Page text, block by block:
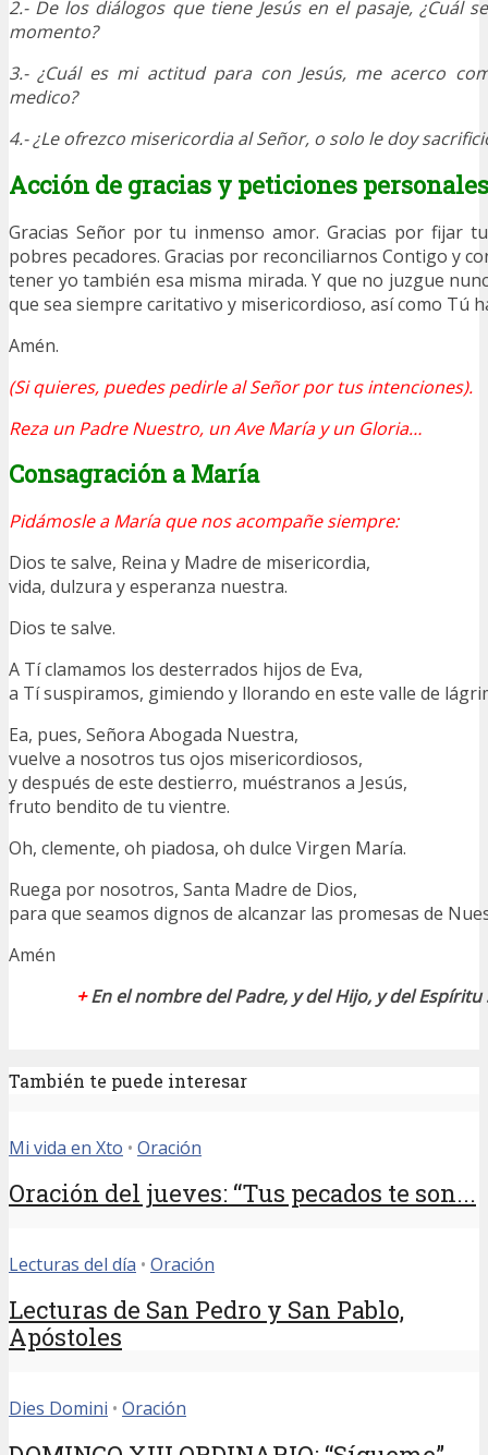
2.- De los diálogos que tiene Jesús en el pasaje, ¿Cuál
momento?
3.- ¿Cuál es mi actitud para con Jesús, me acerco
medico?
4.- ¿Le ofrezco misericordia al Señor, o solo le doy
Acción de gracias y peticiones personales
Gracias Señor por tu inmenso amor. Gracias por fijar
pobres pecadores. Gracias por reconciliarnos Contigo y
tener yo también esa misma mirada. Y que no juzgue
que sea siempre caritativo y misericordioso, así como Tú
Amén.
(Si quieres, puedes pedirle al Señor por tus intenciones).
Reza un Padre Nuestro, un Ave María y un Gloria…
Consagración a María
Pidámosle a María que nos acompañe siempre:
Dios te salve, Reina y Madre de misericordia,
vida, dulzura y esperanza nuestra.
Dios te salve.
A Tí clamamos los desterrados hijos de Eva,
a Tí suspiramos, gimiendo y llorando en este valle de
Ea, pues, Señora Abogada Nuestra,
vuelve a nosotros tus ojos misericordiosos,
y después de este destierro, muéstranos a Jesús,
fruto bendito de tu vientre.
Oh, clemente, oh piadosa, oh dulce Virgen María.
Ruega por nosotros, Santa Madre de Dios,
para que seamos dignos de alcanzar las promesas de
Amén
+En el nombre del Padre, y del Hijo, y del Espíritu
También te puede interesar
Mi vida en Xto • Oración
Oración del jueves: “Tus pecados te son...
Lecturas del día • Oración
Lecturas de San Pedro y San Pablo,
Apóstoles
Dies Domini • Oración